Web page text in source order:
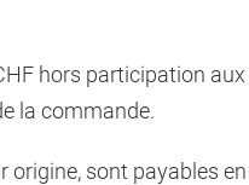
hors participation aux
la commande.
sont payables